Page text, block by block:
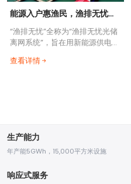
能源入户惠渔民，渔排无忧助发展
“渔排无忧”全称为“渔排无忧光储
离网系统”，旨在用新能源供电系
户或者海上观光旅游的用户群体
查看详情
生产能力
年产能5GWh，15,000平方米设施
响应式服务